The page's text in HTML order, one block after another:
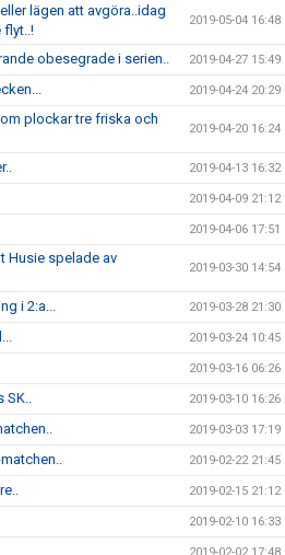
lägen att avgöra..idag
flyt..!
2019-05-04 16:48
obesegrade i serien.. 2019-04-27 15:49
2019-04-24 20:29
plockar tre friska och
2019-04-20 16:24
2019-04-13 16:32
2019-04-09 21:12
2019-04-06 17:51
Husie spelade av
2019-03-30 14:54
i 2:a... 2019-03-28 21:30
2019-03-24 10:45
2019-03-16 06:26
2019-03-10 16:26
2019-03-03 17:19
2019-02-22 21:45
2019-02-15 21:12
2019-02-10 16:33
2019-02-02 17:48